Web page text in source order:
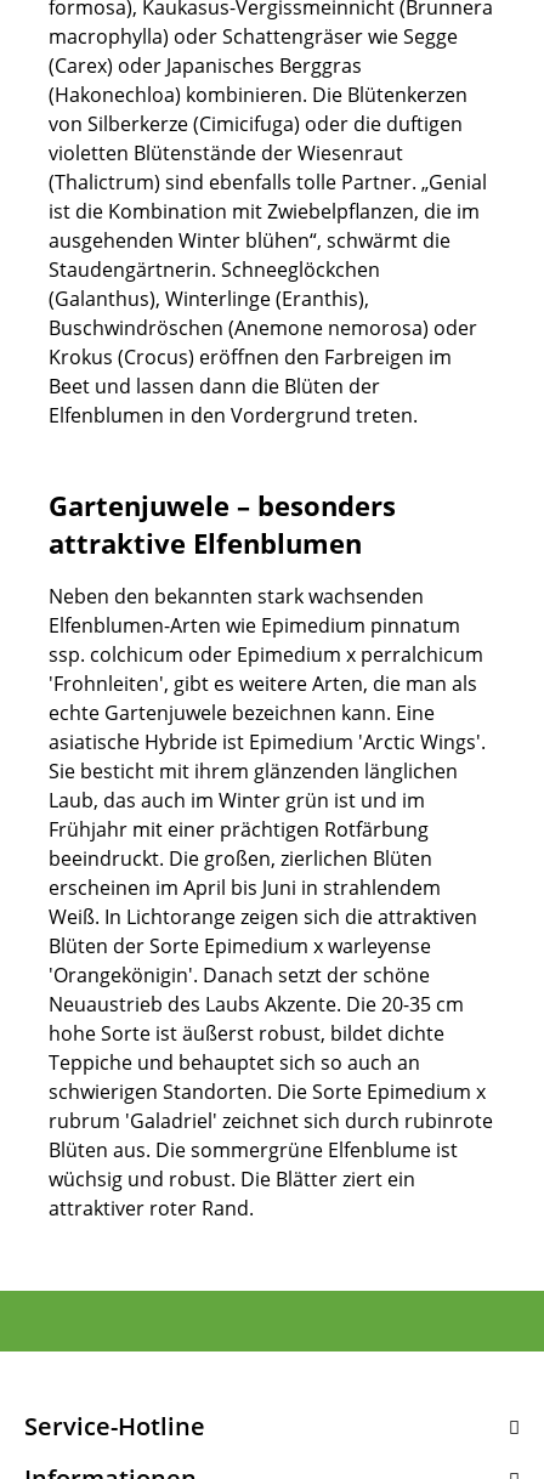
formosa), Kaukasus-Vergissmeinnicht (Brunnera
macrophylla) oder Schattengräser wie Segge
(Carex) oder Japanisches Berggras
(Hakonechloa) kombinieren. Die Blütenkerzen
von Silberkerze (Cimicifuga) oder die duftigen
violetten Blütenstände der Wiesenraut
(Thalictrum) sind ebenfalls tolle Partner. „Genial
ist die Kombination mit Zwiebelpflanzen, die im
ausgehenden Winter blühen“, schwärmt die
Staudengärtnerin. Schneeglöckchen
(Galanthus), Winterlinge (Eranthis),
Buschwindröschen (Anemone nemorosa) oder
Krokus (Crocus) eröffnen den Farbreigen im
Beet und lassen dann die Blüten der
Elfenblumen in den Vordergrund treten.
Gartenjuwele – besonders
attraktive Elfenblumen
Neben den bekannten stark wachsenden
Elfenblumen-Arten wie Epimedium pinnatum
ssp. colchicum oder Epimedium x perralchicum
'Frohnleiten', gibt es weitere Arten, die man als
echte Gartenjuwele bezeichnen kann. Eine
asiatische Hybride ist Epimedium 'Arctic Wings'.
Sie besticht mit ihrem glänzenden länglichen
Laub, das auch im Winter grün ist und im
Frühjahr mit einer prächtigen Rotfärbung
beeindruckt. Die großen, zierlichen Blüten
erscheinen im April bis Juni in strahlendem
Weiß. In Lichtorange zeigen sich die attraktiven
Blüten der Sorte Epimedium x warleyense
'Orangekönigin'. Danach setzt der schöne
Neuaustrieb des Laubs Akzente. Die 20-35 cm
hohe Sorte ist äußerst robust, bildet dichte
Teppiche und behauptet sich so auch an
schwierigen Standorten. Die Sorte Epimedium x
rubrum 'Galadriel' zeichnet sich durch rubinrote
Blüten aus. Die sommergrüne Elfenblume ist
wüchsig und robust. Die Blätter ziert ein
attraktiver roter Rand.
Service-Hotline